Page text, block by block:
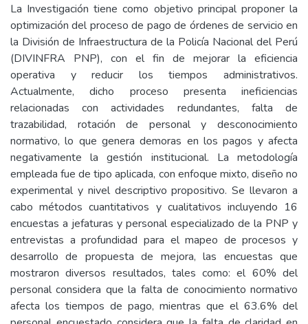
La Investigación tiene como objetivo principal proponer la
optimización del proceso de pago de órdenes de servicio en
la División de Infraestructura de la Policía Nacional del Perú
(DIVINFRA PNP), con el fin de mejorar la eficiencia
operativa y reducir los tiempos administrativos.
Actualmente, dicho proceso presenta ineficiencias
relacionadas con actividades redundantes, falta de
trazabilidad, rotación de personal y desconocimiento
normativo, lo que genera demoras en los pagos y afecta
negativamente la gestión institucional. La metodología
empleada fue de tipo aplicada, con enfoque mixto, diseño no
experimental y nivel descriptivo propositivo. Se llevaron a
cabo métodos cuantitativos y cualitativos incluyendo 16
encuestas a jefaturas y personal especializado de la PNP y
entrevistas a profundidad para el mapeo de procesos y
desarrollo de propuesta de mejora, las encuestas que
mostraron diversos resultados, tales como: el 60% del
personal considera que la falta de conocimiento normativo
afecta los tiempos de pago, mientras que el 63.6% del